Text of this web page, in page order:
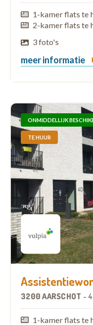
1-kamer flats te
2-kamer flats te
3 foto's
meer informatie
ONMIDDELLIJK
TE HUUR
3200 AARSCHOT -
1-kamer flats te